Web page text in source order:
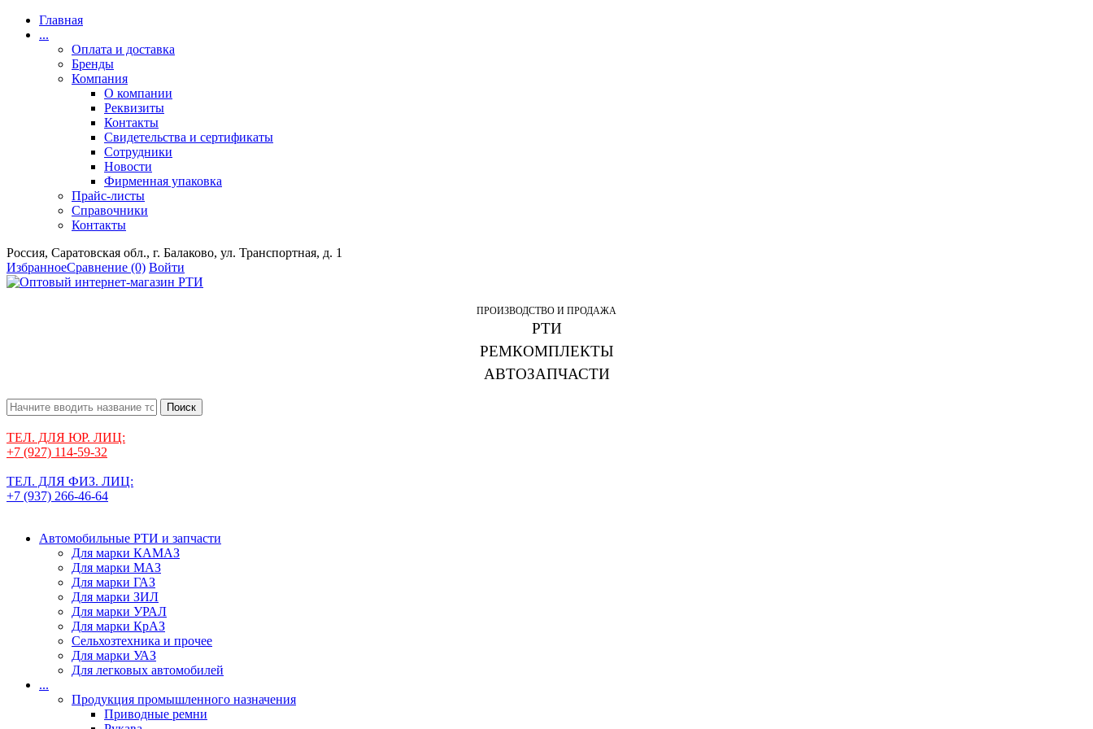
Главная
...
Оплата и доставка
Бренды
Компания
О компании
Реквизиты
Контакты
Свидетельства и сертификаты
Сотрудники
Новости
Фирменная упаковка
Прайс-листы
Справочники
Контакты
Россия, Саратовская обл., г. Балаково, ул. Транспортная, д. 1
ИзбранноеСравнение (0) Войти
ПРОИЗВОДСТВО И ПРОДАЖА
РТИ
РЕМКОМПЛЕКТЫ
АВТОЗАПЧАСТИ
Поиск
ТЕЛ. ДЛЯ ЮР. ЛИЦ:
+7 (927) 114-59-32
ТЕЛ. ДЛЯ ФИЗ. ЛИЦ:
+7 (937) 266-46-64
Автомобильные РТИ и запчасти
Для марки КАМАЗ
Для марки МАЗ
Для марки ГАЗ
Для марки ЗИЛ
Для марки УРАЛ
Для марки КрАЗ
Сельхозтехника и прочее
Для марки УАЗ
Для легковых автомобилей
...
Продукция промышленного назначения
Приводные ремни